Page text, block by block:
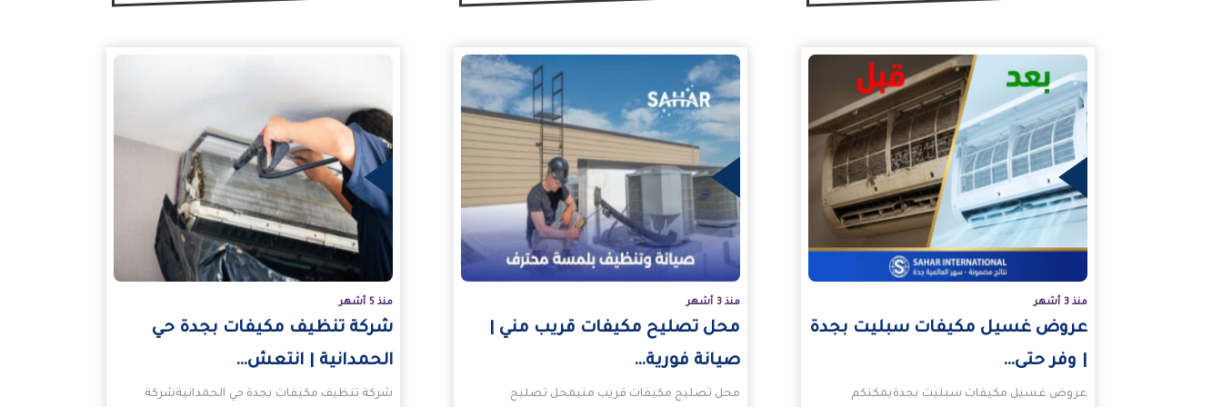
منذ 3 أشهر
عروض غسيل مكيفات سبليت بجدة
| وفر حتى…
عروض غسيل مكيفات سبليت بجدةيمكنكم
منذ 3 أشهر
محل تصليح مكيفات قريب مني |
صيانة فورية…
محل تصليح مكيفات قريب منيمحل تصليح
منذ 5 أشهر
شركة تنظيف مكيفات بجدة حي
الحمدانية | انتعش…
شركة تنظيف مكيفات بجدة حي الحمدانيةشركة